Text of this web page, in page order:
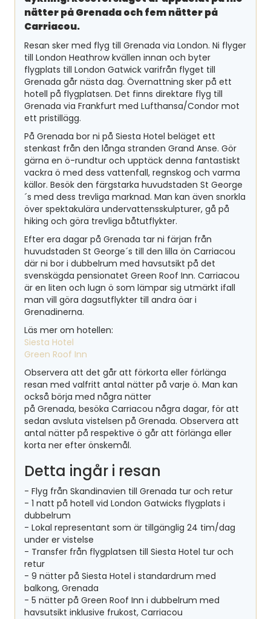
nätter på Grenada och fem nätter på
Carriacou.
Resan sker med flyg till Grenada via London. Ni flyger
till London Heathrow kvällen innan och byter
flygplats till London Gatwick varifrån flyget till
Grenada går nästa dag. Övernattning sker på ett
hotell på flygplatsen. Det finns direktare flyg till
Grenada via Frankfurt med Lufthansa/Condor mot
ett pristillägg.
På Grenada bor ni på Siesta Hotel beläget ett
stenkast från den långa stranden Grand Anse. Gör
gärna en ö-rundtur och upptäck denna fantastiskt
vackra ö med dess vattenfall, regnskog och varma
källor. Besök den färgstarka huvudstaden St George
´s med dess trevliga marknad. Man kan även snorkla
över spektakulära undervattensskulpturer, gå på
hiking och göra trevliga båtutflykter.
Efter era dagar på Grenada tar ni färjan från
huvudstaden St George´s till den lilla ön Carriacou
där ni bor i dubbelrum med havsutsikt på det
svenskägda pensionatet Green Roof Inn. Carriacou
är en liten och lugn ö som lämpar sig utmärkt ifall
man vill göra dagsutflykter till andra öar i
Grenadinerna.
Läs mer om hotellen:
Siesta Hotel
Green Roof Inn
Observera att det går att förkorta eller förlänga
resan med valfritt antal nätter på varje ö. Man kan
också börja med några nätter
på Grenada, besöka Carriacou några dagar, för att
sedan avsluta vistelsen på Grenada. Observera att
antal nätter på respektive ö går att förlänga eller
korta ner efter önskemål.
Detta ingår i resan
- Flyg från Skandinavien till Grenada tur och retur
- 1 natt på hotell vid London Gatwicks flygplats i
dubbelrum
- Lokal representant som är tillgänglig 24 tim/dag
under er vistelse
- Transfer från flygplatsen till Siesta Hotel tur och
retur
- 9 nätter på Siesta Hotel i standardrum med
balkong, Grenada
- 5 nätter på Green Roof Inn i dubbelrum med
havsutsikt inklusive frukost, Carriacou